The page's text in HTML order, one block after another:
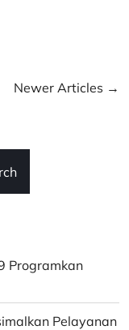
Newer Articles →
Programkan
Pelayanan